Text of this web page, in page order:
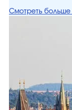
Смотреть больше